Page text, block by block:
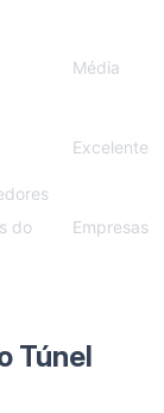
Média
Excelente
do
Empresas
Túnel